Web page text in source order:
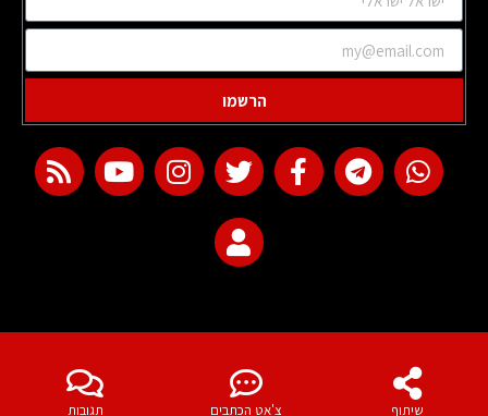
שיתוף צ'אט הכתבים תגובות
הרשמו
web development